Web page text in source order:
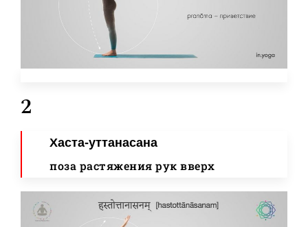
2
Хаста-уттанасана
поза растяжения рук вверх